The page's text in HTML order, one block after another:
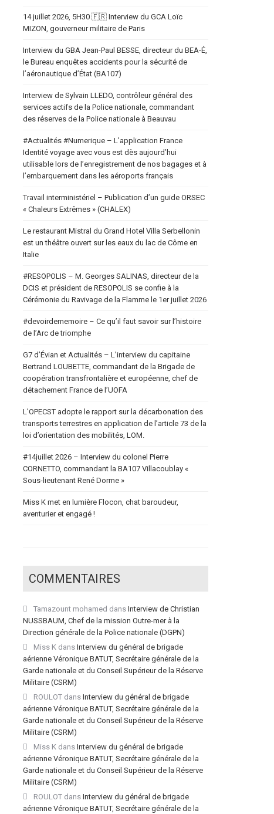
14 juillet 2026, 5H30 🇫🇷 Interview du GCA Loïc
MIZON, gouverneur militaire de Paris
Interview du GBA Jean-Paul BESSE, directeur du BEA-É,
le Bureau enquêtes accidents pour la sécurité de
l’aéronautique d’État (BA107)
Interview de Sylvain LLEDO, contrôleur général des
services actifs de la Police nationale, commandant
des réserves de la Police nationale à Beauvau
#Actualités #Numerique – L’application France
Identité voyage avec vous est dès aujourd’hui
utilisable lors de l’enregistrement de nos bagages et à
l’embarquement dans les aéroports français
Travail interministériel – Publication d’un guide ORSEC
« Chaleurs Extrêmes » (CHALEX)
Le restaurant Mistral du Grand Hotel Villa Serbellonin
est un théâtre ouvert sur les eaux du lac de Côme en
Italie
#RESOPOLIS – M. Georges SALINAS, directeur de la
DCIS et président de RESOPOLIS se confie à la
Cérémonie du Ravivage de la Flamme le 1er juillet 2026
#devoirdememoire – Ce qu’il faut savoir sur l’histoire
de l’Arc de triomphe
G7 d’Évian et Actualités – L’interview du capitaine
Bertrand LOUBETTE, commandant de la Brigade de
coopération transfrontalière et européenne, chef de
détachement France de l’UOFA
L’OPECST adopte le rapport sur la décarbonation des
transports terrestres en application de l’article 73 de la
loi d’orientation des mobilités, LOM.
#14juillet 2026 – Interview du colonel Pierre
CORNETTO, commandant la BA107 Villacoublay «
Sous-lieutenant René Dorme »
Miss K met en lumière Flocon, chat baroudeur,
aventurier et engagé !
COMMENTAIRES
Tamazount mohamed dans Interview de Christian
NUSSBAUM, Chef de la mission Outre-mer à la
Direction générale de la Police nationale (DGPN)
Miss Kdans Interview du général de brigade
aérienne Véronique BATUT, Secrétaire générale de la
Garde nationale et du Conseil Supérieur de la Réserve
Militaire (CSRM)
ROULOTdans Interview du général de brigade
aérienne Véronique BATUT, Secrétaire générale de la
Garde nationale et du Conseil Supérieur de la Réserve
Militaire (CSRM)
Miss Kdans Interview du général de brigade
aérienne Véronique BATUT, Secrétaire générale de la
Garde nationale et du Conseil Supérieur de la Réserve
Militaire (CSRM)
ROULOTdans Interview du général de brigade
aérienne Véronique BATUT, Secrétaire générale de la